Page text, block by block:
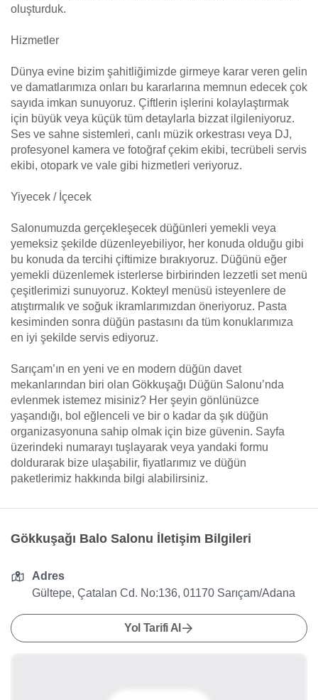
oluşturduk.
Hizmetler
Dünya evine bizim şahitliğimizde girmeye karar veren gelin
ve damatlarımıza onları bu kararlarına memnun edecek çok
sayıda imkan sunuyoruz. Çiftlerin işlerini kolaylaştırmak
için büyük veya küçük tüm detaylarla bizzat ilgileniyoruz.
Ses ve sahne sistemleri, canlı müzik orkestrası veya DJ,
profesyonel kamera ve fotoğraf çekim ekibi, tecrübeli servis
ekibi, otopark ve vale gibi hizmetleri veriyoruz.
Yiyecek / İçecek
Salonumuzda gerçekleşecek düğünleri yemekli veya
yemeksiz şekilde düzenleyebiliyor, her konuda olduğu gibi
bu konuda da tercihi çiftimize bırakıyoruz. Düğünü eğer
yemekli düzenlemek isterlerse birbirinden lezzetli set menü
çeşitlerimizi sunuyoruz. Kokteyl menüsü isteyenlere de
atıştırmalık ve soğuk ikramlarımızdan öneriyoruz. Pasta
kesiminden sonra düğün pastasını da tüm konuklarımıza
en iyi şekilde servis ediyoruz.
Sarıçam’ın en yeni ve en modern düğün davet
mekanlarından biri olan Gökkuşağı Düğün Salonu’nda
evlenmek istemez misiniz? Her şeyin gönlünüzce
yaşandığı, bol eğlenceli ve bir o kadar da şık düğün
organizasyonuna sahip olmak için bize güvenin. Sayfa
üzerindeki numarayı tuşlayarak veya yandaki formu
doldurarak bize ulaşabilir, fiyatlarımız ve düğün
paketlerimiz hakkında bilgi alabilirsiniz.
Gökkuşağı Balo Salonu İletişim Bilgileri
Adres
Gültepe, Çatalan Cd. No:136, 01170 Sarıçam/Adana
Yol Tarifi Al